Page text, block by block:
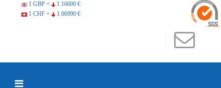
1 GBP =
1.16600 €
1 CHF =
1.06990 €